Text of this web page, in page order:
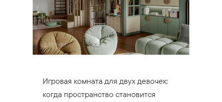
Игровая комната для двух девочек:
когда пространство становится